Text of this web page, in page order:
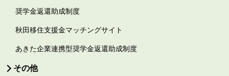
奨学金返還助成制度
秋田移住支援金マッチングサイト
あきた企業連携型奨学金返還助成制度
その他